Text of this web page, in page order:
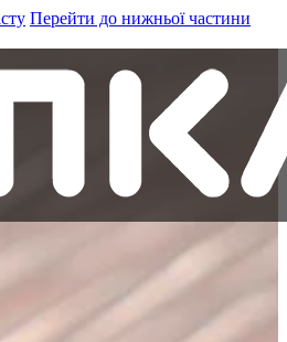
Перейти до нижньої частини